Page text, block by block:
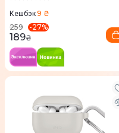
AIRPODS(2021)-NEXOPNK)
Кешбэк9 ₴
259
-27%
189₴